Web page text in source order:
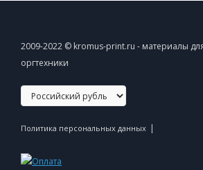
2009-2022 © kromus-print.ru - материалы
оргтехники
Политика персональных данных |